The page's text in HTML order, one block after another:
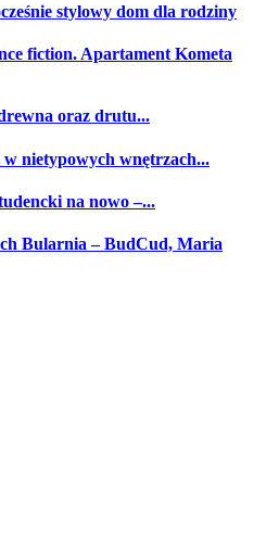
stylowy dom dla rodziny
fiction. Apartament Kometa
oraz drutu...
w nietypowych wnętrzach...
na nowo –...
Bularnia – BudCud, Maria